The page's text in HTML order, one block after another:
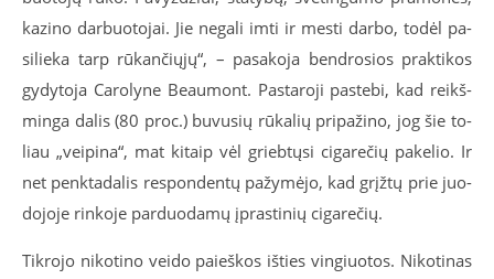
ka­zi­no dar­buo­to­jai. Jie ne­ga­li im­ti ir mes­ti dar­bo, to­dėl pa­
si­lie­ka tarp rū­kan­čių­jų“, – pa­sa­ko­ja ben­dro­sios prak­ti­kos
gy­dy­to­ja Ca­ro­ly­ne Be­au­mont. Pas­ta­ro­ji pa­ste­bi, kad reikš­
min­ga da­lis (80 proc.) bu­vu­sių rū­ka­lių pri­pa­ži­no, jog šie to­
liau „vei­pi­na“, mat ki­taip vėl grieb­tų­si ci­ga­re­čių pa­ke­lio. Ir
net penk­ta­da­lis res­pon­den­tų pa­žy­mė­jo, kad grįž­tų prie juo­
do­jo­je rin­ko­je par­duo­da­mų įpras­ti­nių ci­ga­re­čių.
Tik­ro­jo ni­ko­ti­no vei­do pa­ieš­kos iš­ties vin­giuo­tos. Ni­ko­ti­nas